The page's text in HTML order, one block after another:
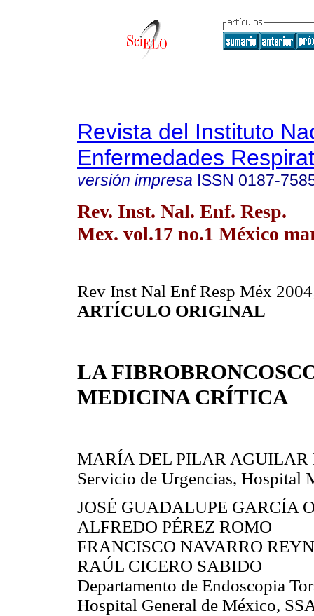
Revista del Instituto
Enfermedades
versión impresa ISSN 0187-
Rev. Inst. Nal. Enf. Resp.
Mex. vol.17 no.1 México
Rev Inst Nal Enf Resp Méx
ARTÍCULO ORIGINAL
LA
MEDICINA CRÍTICA
MARÍA DEL PILAR AGUILAR
Servicio de Urgencias, Hospital
JOSÉ GUADALUPE GARCÍA
ALFREDO PÉREZ ROMO
FRANCISCO NAVARRO
RAÚL CICERO SABIDO
Departamento de Endoscopia
Hospital General de México,